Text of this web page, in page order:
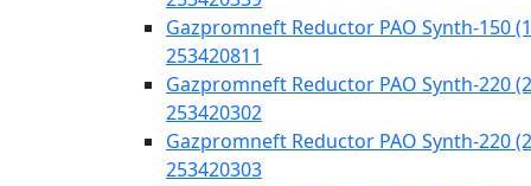
Gazpromneft Reductor PAO Synth-150
253420811
Gazpromneft Reductor PAO Synth-220
253420302
Gazpromneft Reductor PAO Synth-220
253420303